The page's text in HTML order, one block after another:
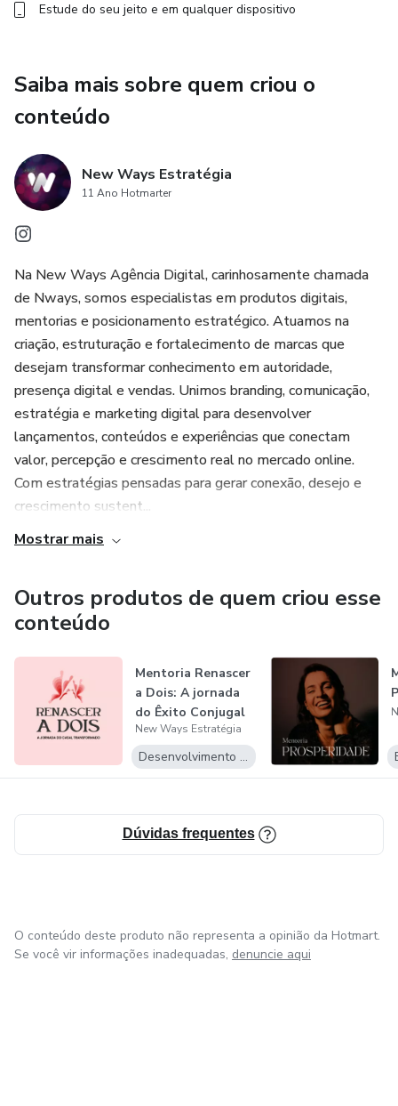
Estude do seu jeito e em qualquer dispositivo
Saiba mais sobre quem criou o
conteúdo
New Ways Estratégia
11 Ano Hotmarter
Na New Ways Agência Digital, carinhosamente chamada
de Nways, somos especialistas em produtos digitais,
mentorias e posicionamento estratégico. Atuamos na
criação, estruturação e fortalecimento de marcas que
desejam transformar conhecimento em autoridade,
presença digital e vendas. Unimos branding, comunicação,
estratégia e marketing digital para desenvolver
lançamentos, conteúdos e experiências que conectam
valor, percepção e crescimento real no mercado online.
Com estratégias pensadas para gerar conexão, desejo e
crescimento sustent...
Mostrar mais
Outros produtos de quem criou esse
conteúdo
Mentoria Renascer
a Dois: A jornada
do Êxito Conjugal
New Ways Estratégia
Desenvolvimento Pessoal
Dúvidas frequentes
O conteúdo deste produto não representa a opinião da Hotmart.
Se você vir informações inadequadas, denuncie aqui